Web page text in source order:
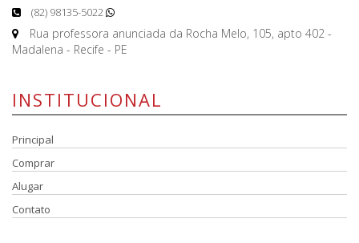
(82) 98135-5022
Rua professora anunciada da Rocha Melo, 105, apto 402 -
Madalena - Recife - PE
INSTITUCIONAL
Principal
Comprar
Alugar
Contato